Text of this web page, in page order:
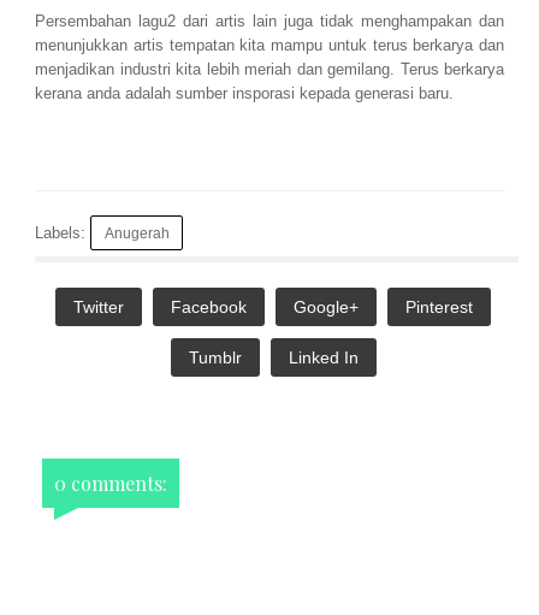
Persembahan lagu2 dari artis lain juga tidak menghampakan dan
menunjukkan artis tempatan kita mampu untuk terus berkarya dan
menjadikan industri kita lebih meriah dan gemilang. Terus berkarya
kerana anda adalah sumber insporasi kepada generasi baru.
Labels: Anugerah
Twitter Facebook Google+ Pinterest
Tumblr Linked In
0 comments: